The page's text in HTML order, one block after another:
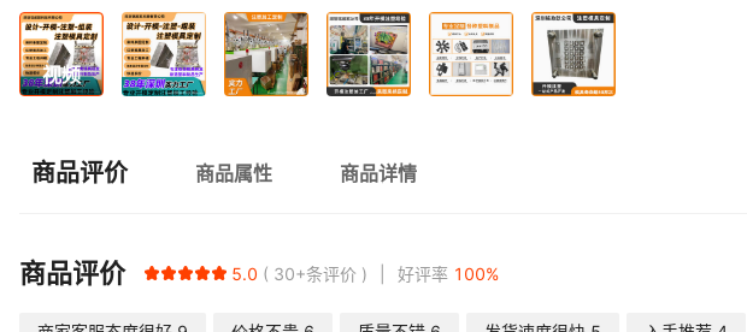
视频
商品评价 商品属性 商品详情
商品评价 5.0 30+条评价 好评率 100%